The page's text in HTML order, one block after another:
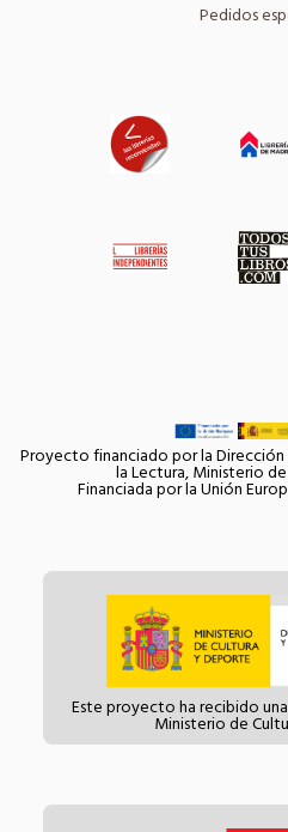
Pedidos
Proyecto financiado por la
la Lectura, Ministerio
Financiada por la Unión
Este proyecto ha recibido
Ministerio de